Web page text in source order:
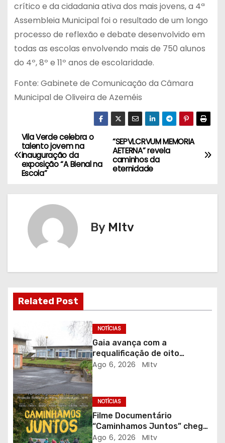
crítico e da cidadania ativa dos mais jovens, a 4ª
Assembleia Municipal foi o resultado de um longo
processo de reflexão e debate desenvolvido em
todas as escolas envolvendo mais de 750 alunos
do 4º, 8º e 11º anos de escolaridade.
Fonte: Gabinete de Comunicação da Câmara
Municipal de Oliveira de Azeméis
N
a
ç
ã
o
d
e
a
r
t
i
“SEPVLCRVUM MEMORIA
AETERNA” revela
caminhos da
eternidade
Vila Verde celebra o
talento jovem na
inauguração da
exposição “A Bienal na
Escola”
By MItv
Related Post
NOTÍCIAS
Gaia avança com a
requalificação de oito
escolas prioritárias
Ago 6, 2026 MItv
NOTÍCIAS
Filme Documentário
“Caminhamos Juntos” chega
ao Auditório do C.E.R. Vagos
Ago 6, 2026 MItv